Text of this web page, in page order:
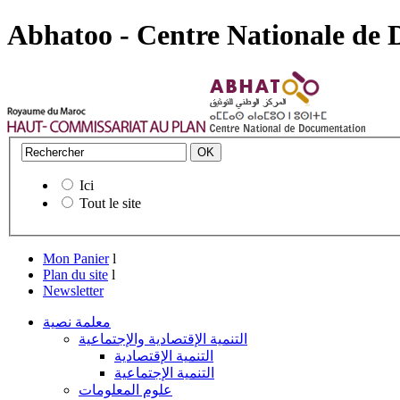
Abhatoo - Centre Nationale de
Ici
Tout le site
Mon Panier l
Plan du site l
Newsletter
معلمة نصية
التنمية الإقتصادية والإجتماعية
التنمية الإقتصادية
التنمية الإجتماعية
علوم المعلومات